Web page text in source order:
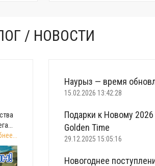
/ НОВОСТИ
Наурыз — время
15.02.2026 13:42:28
Подарки к Новому
Golden Time
29.12.2025 15:05:16
Новогоднее